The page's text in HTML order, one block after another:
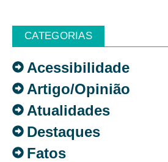
CATEGORIAS
Acessibilidade
Artigo/Opinião
Atualidades
Destaques
Fatos